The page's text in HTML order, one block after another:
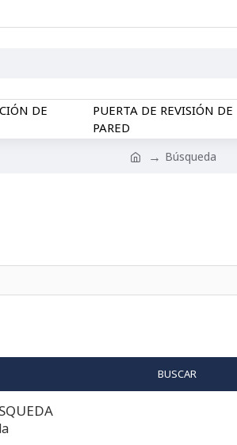
DE
PUERTA DE REVISIÓN DE
PARED
Búsqueda
BUSCAR